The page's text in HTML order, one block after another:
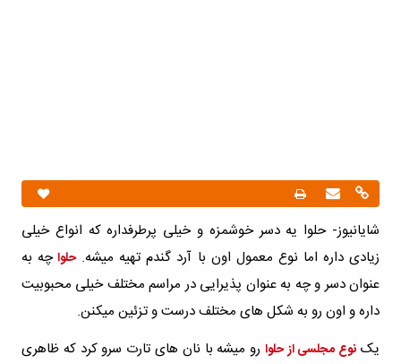
شایانیوز- حلوا یه دسر خوشمزه و خیلی پرطرفداره که انواع خیلی
زیادی داره اما نوع معمول اون با آرد گندم تهیه میشه.حلواچه به
عنوان دسر و چه به عنوان پذیرایی در مراسم مختلف خیلی محبوبیت
داره و اون رو به شکل های مختلف درست و تزئین میکنن.
یک نوع مجلسی از حلوا رو میشه با نان های تارت سرو کرد که ظاهری